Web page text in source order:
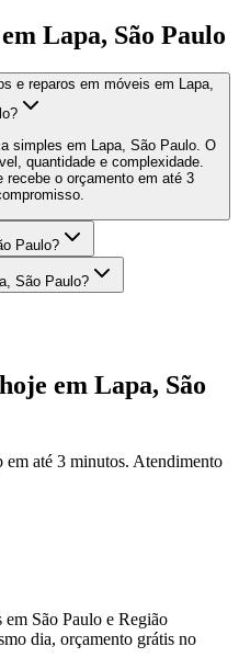
Lapa, São Paulo
e reparos em móveis em Lapa,
simples em Lapa, São Paulo. O
quantidade e complexidade.
recebe o orçamento em até 3
Paulo?
São Paulo?
em Lapa, São
até 3 minutos. Atendimento
São Paulo e Região
dia, orçamento grátis no